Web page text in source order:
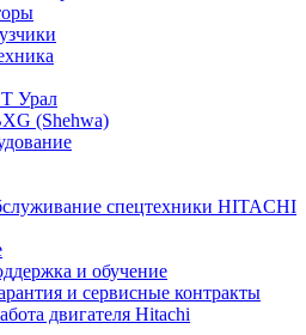
Урал
(Shehwa)
спецтехники HITACHI
и обучение
и сервисные контракты
двигателя Hitachi